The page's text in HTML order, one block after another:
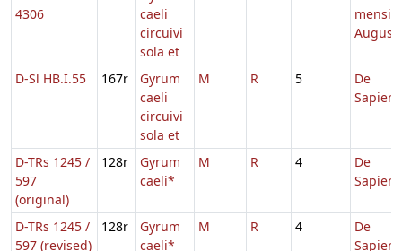
4306
caeli
circuivi
sola et
mensis
Augusti
D-Sl HB.I.55 167r
Gyrum
caeli
circuivi
sola et
M R 5
De
D-TRs 1245 /
597
(original)
128r
Gyrum
caeli*
M R 4
De
D-TRs 1245 /
597 (revised)
128r
Gyrum
caeli*
M R 4
De